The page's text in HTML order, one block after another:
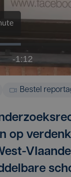
Bestel
op